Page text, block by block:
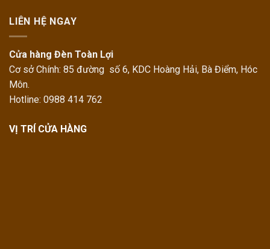
LIÊN HỆ NGAY
Cửa hàng Đèn Toàn Lợi
Cơ sở Chính: 85 đường số 6, KDC Hoàng Hải, Bà Điểm, Hóc
Môn.
Hotline: 0988 414 762
VỊ TRÍ CỬA HÀNG